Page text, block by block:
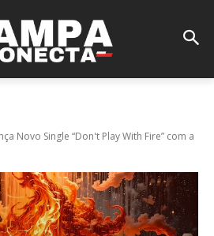
Novo Single “Don't Play With Fire” com a